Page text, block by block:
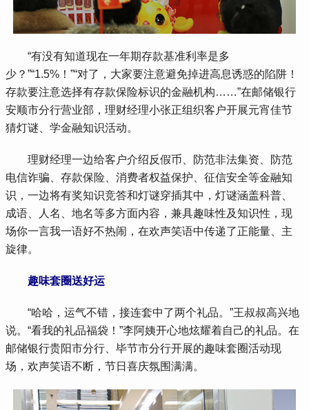
“有没有知道现在一年期存款基准利率是多
少？”“1.5%！”“对了，大家要注意避免掉进高息诱惑的陷阱！
存款要注意选择有存款保险标识的金融机构……”在邮储银行
安顺市分行营业部，理财经理小张正组织客户开展元宵佳节
猜灯谜、学金融知识活动。
理财经理一边给客户介绍反假币、防范非法集资、防范
电信诈骗、存款保险、消费者权益保护、征信安全等金融知
识，一边将有奖知识竞答和灯谜穿插其中，灯谜涵盖科普、
成语、人名、地名等多方面内容，兼具趣味性及知识性，现
场你一言我一语好不热闹，在欢声笑语中传递了正能量、主
旋律。
趣味套圈送好运
“哈哈，运气不错，接连套中了两个礼品。”王叔叔高兴地
说。“看我的礼品福袋！”李阿姨开心地炫耀着自己的礼品。在
邮储银行贵阳市分行、毕节市分行开展的趣味套圈活动现
场，欢声笑语不断，节日喜庆氛围满满。